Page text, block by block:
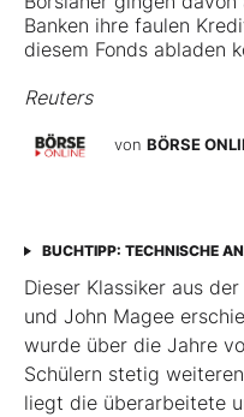
Banken ihre faulen
diesem Fonds abladen
Reuters
von BÖRSE
BUCHTIPP: TECHNISCHE
Dieser Klassiker aus
und John Magee
wurde über die Jahre
Schülern stetig
liegt die überarbeitete